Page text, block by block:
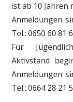
ist ab 10 Jahren
Anmeldungen
Tel.: 0650 60 81
Für
Aktivstand
Anmeldungen
Tel.: 0664 28 21